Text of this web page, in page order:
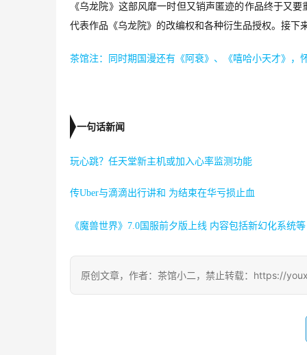
《乌龙院》这部风靡一时但又销声匿迹的作品终于又
代表作品《乌龙院》的改编权和各种衍生品授权。接下
茶馆注：同时期国漫还有《阿衰》、《嘻哈小天才》，怀
一句话新闻
玩心跳？任天堂新主机或加入心率监测功能
传Uber与滴滴出行讲和 为结束在华亏损止血
《魔兽世界》7.0国服前夕版上线 内容包括新幻化系统等
原创文章，作者：茶馆小二，禁止转载：https://